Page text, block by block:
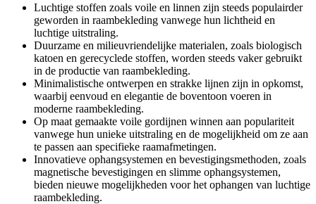
Luchtige stoffen zoals voile en linnen zijn steeds populairder
geworden in raambekleding vanwege hun lichtheid en
luchtige uitstraling.
Duurzame en milieuvriendelijke materialen, zoals biologisch
katoen en gerecyclede stoffen, worden steeds vaker gebruikt
in de productie van raambekleding.
Minimalistische ontwerpen en strakke lijnen zijn in opkomst,
waarbij eenvoud en elegantie de boventoon voeren in
moderne raambekleding.
Op maat gemaakte voile gordijnen winnen aan populariteit
vanwege hun unieke uitstraling en de mogelijkheid om ze aan
te passen aan specifieke raamafmetingen.
Innovatieve ophangsystemen en bevestigingsmethoden, zoals
magnetische bevestigingen en slimme ophangsystemen,
bieden nieuwe mogelijkheden voor het ophangen van luchtige
raambekleding.